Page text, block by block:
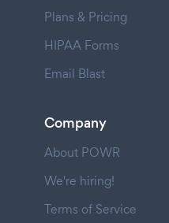
Plans & Pricing
HIPAA Forms
Email Blast
Company
About POWR
We're hiring!
Terms of Service